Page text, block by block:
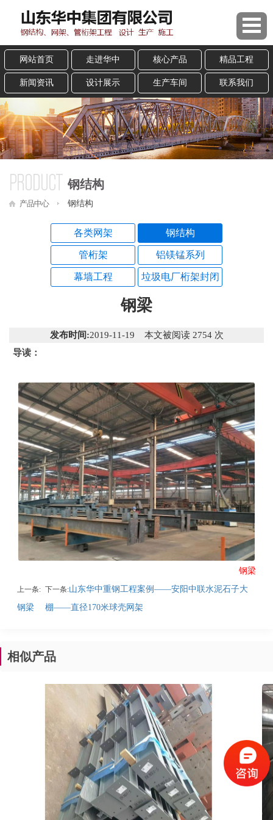
网站首页 走进华中 核心产品 精品工程
新闻资讯 设计展示 生产车间 联系我们
PRODUCT 钢结构
产品中心 钢结构
各类网架 钢结构
管桁架 铝镁锰系列
幕墙工程 垃圾电厂桁架封闭
钢梁
发布时间:2019-11-19 本文被阅读 2754 次
导读：
钢梁
上一条:
钢梁
下一条:山东华中重钢工程案例——安阳中联水泥石子大
棚——直径170米球壳网架
相似产品